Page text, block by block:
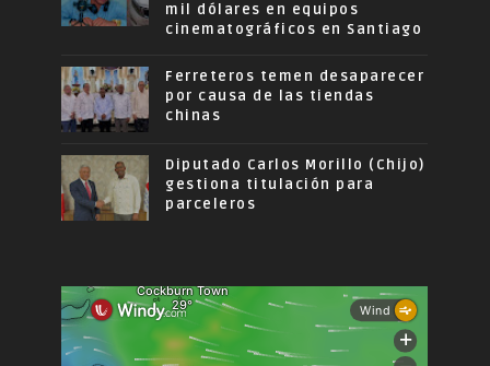
mil dólares en equipos
cinematográficos en Santiago
Ferreteros temen desaparecer
por causa de las tiendas
chinas
Diputado Carlos Morillo (Chijo)
gestiona titulación para
parceleros